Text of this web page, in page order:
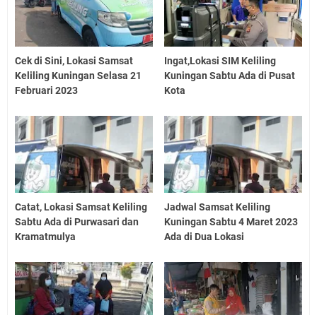
Cek di Sini, Lokasi Samsat
Keliling Kuningan Selasa 21
Februari 2023
Ingat,Lokasi SIM Keliling
Kuningan Sabtu Ada di Pusat
Kota
Catat, Lokasi Samsat Keliling
Sabtu Ada di Purwasari dan
Kramatmulya
Jadwal Samsat Keliling
Kuningan Sabtu 4 Maret 2023
Ada di Dua Lokasi